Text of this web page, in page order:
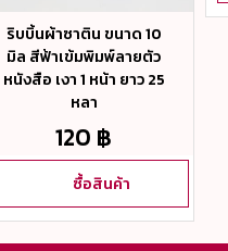
ริบบิ้นผ้าซาติน ขนาด 10
มิล สีฟ้าเข้มพิมพ์ลายตัว
หนังสือ เงา 1 หน้า ยาว 25
หลา
120 ฿
ซื้อสินค้า